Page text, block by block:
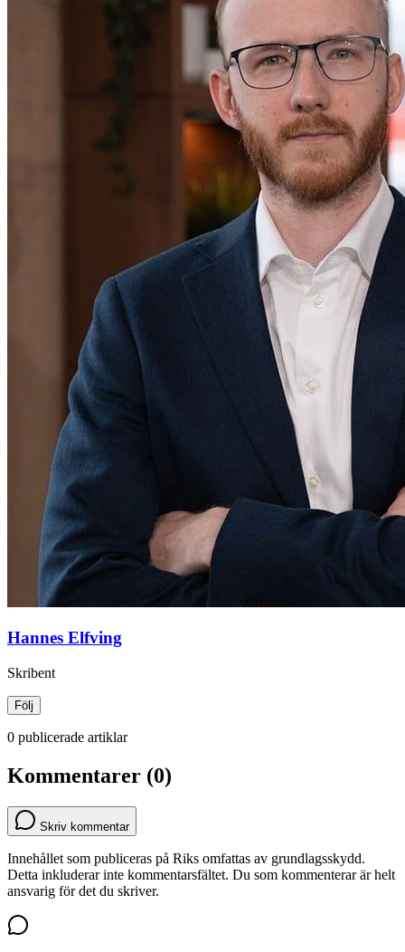
Hannes Elfving
Skribent
Följ
0 publicerade artiklar
Kommentarer (0)
Skriv kommentar
Innehållet som publiceras på Riks omfattas av grundlagsskydd.
Detta inkluderar inte kommentarsfältet. Du som kommenterar är helt
ansvarig för det du skriver.